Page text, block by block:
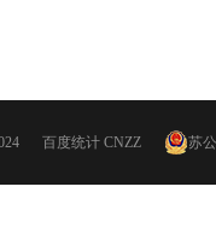
百度统计 CNZZ 苏